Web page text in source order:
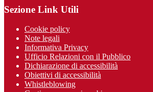
Sezione Link Utili
Cookie policy
Note legali
Informativa Privacy
Ufficio Relazioni con il Pubblico
Dichiarazione di accessibilità
Obiettivi di accessibilità
Whistleblowing